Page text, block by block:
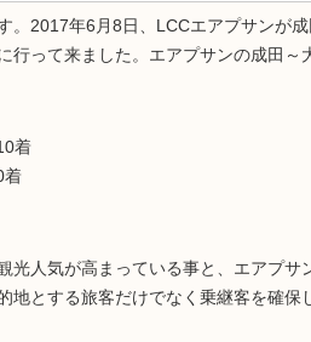
。2017年6月8日、LCCエアプサンが
行って来ました。エアプサンの成田
着
着
光人気が高まっている事と、エアプ
地とする旅客だけでなく乗継客を確保